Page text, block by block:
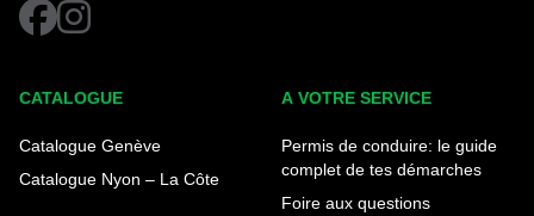
facebookinstagram
CATALOGUE
Catalogue Genève
Catalogue Nyon – La Côte
A VOTRE SERVICE
Permis de conduire: le guide
complet de tes démarches
Foire aux questions